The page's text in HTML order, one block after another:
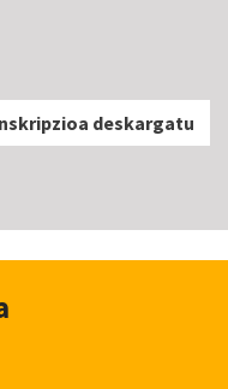
deskargatu